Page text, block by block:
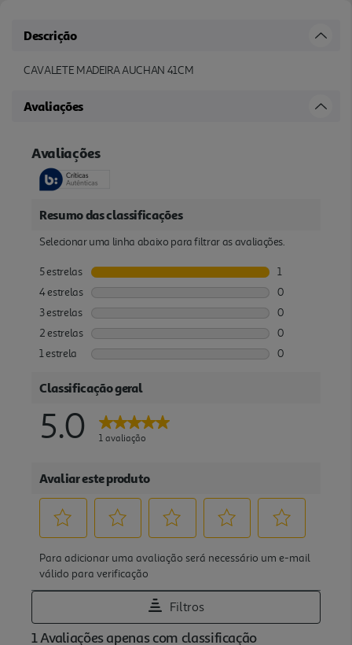
Descrição
CAVALETE MADEIRA AUCHAN 41CM
Avaliações